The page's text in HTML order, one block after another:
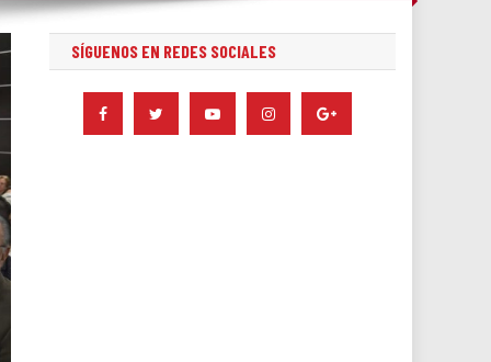
SÍGUENOS EN REDES SOCIALES